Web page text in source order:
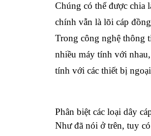
Chúng có thể được chia
chính vẫn là lõi cáp
Trong công nghệ thông
nhiều máy tính với
tính với các thiết bị
Phân biệt các loại dây
Như đã nói ở trên, tuy